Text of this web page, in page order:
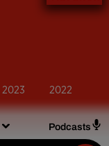
Podcasts
2023 2022